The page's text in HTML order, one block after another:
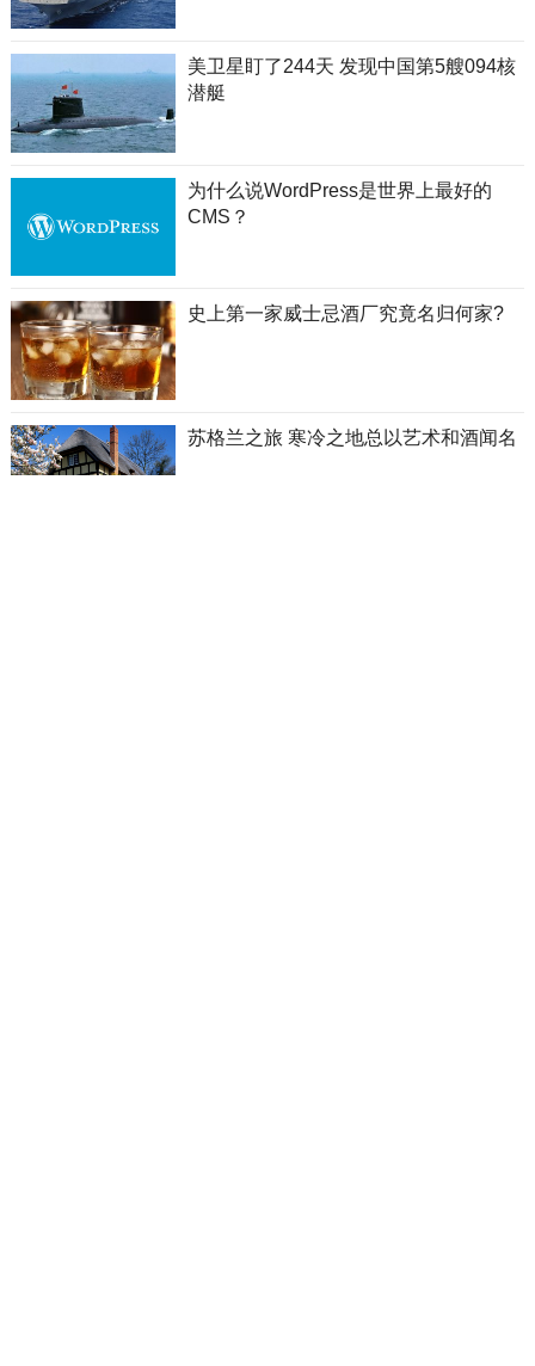
美卫星盯了244天 发现中国第5艘094核
潜艇
为什么说WordPress是世界上最好的
CMS？
史上第一家威士忌酒厂究竟名归何家?
苏格兰之旅 寒冷之地总以艺术和酒闻名